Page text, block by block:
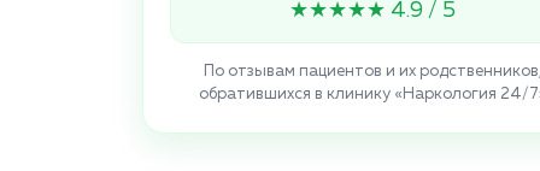
★★★★★ 4.9 / 5
По отзывам пациентов и их
обратившихся в клинику «Наркология 24/